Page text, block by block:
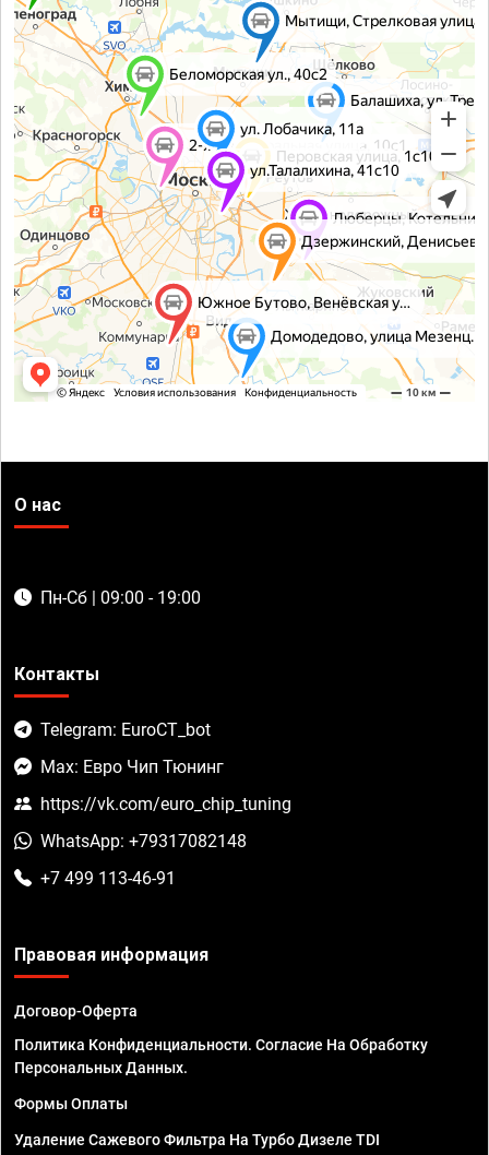
О нас
Пн-Сб | 09:00 - 19:00
Контакты
Telegram: EuroCT_bot
Max: Евро Чип Тюнинг
https://vk.com/euro_chip_tuning
WhatsApp: +79317082148
+7 499 113-46-91
Правовая информация
Договор-Оферта
Политика Конфиденциальности. Согласие На Обработку
Персональных Данных.
Формы Оплаты
Удаление Сажевого Фильтра На Турбо Дизеле TDI